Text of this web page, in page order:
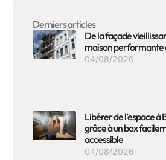
Derniers articles
De la façade
maison performante
04/08/2026
Libérer de l’espace à
grâce à un box
accessible
04/08/2026